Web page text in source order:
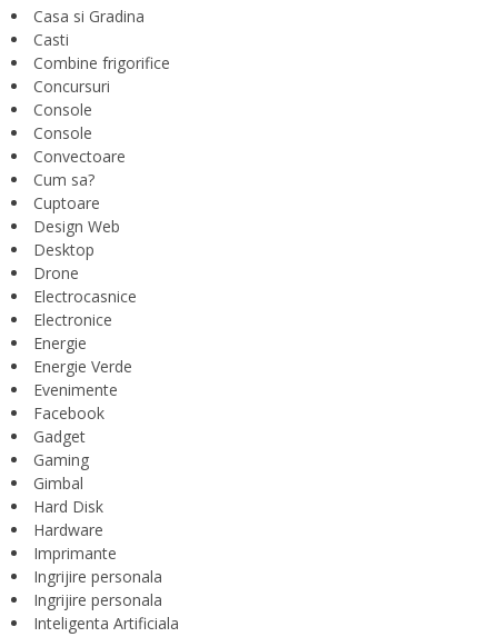
Casa si Gradina
Casti
Combine frigorifice
Concursuri
Console
Console
Convectoare
Cum sa?
Cuptoare
Design Web
Desktop
Drone
Electrocasnice
Electronice
Energie
Energie Verde
Evenimente
Facebook
Gadget
Gaming
Gimbal
Hard Disk
Hardware
Imprimante
Ingrijire personala
Ingrijire personala
Inteligenta Artificiala